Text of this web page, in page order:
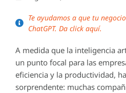
Te ayudamos a que tu
ChatGPT. Da click aquí.
A medida que la inteligencia
un punto focal para las
eficiencia y la productividad,
sorprendente: muchas